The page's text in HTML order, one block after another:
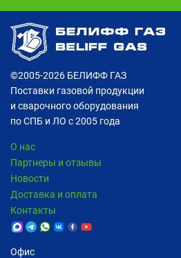
©2005-2026 БЕЛИФФ ГАЗ
Поставки газовой продукции
и сварочного оборудования
по СПБ и ЛО с 2005 года
О нас
Партнеры и отзывы
Новости
Доставка и оплата
Контакты
Офис